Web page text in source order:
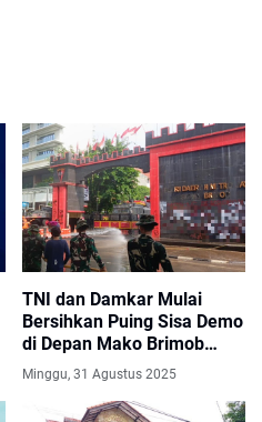
TNI dan Damkar Mulai
Bersihkan Puing Sisa Demo
di Depan Mako Brimob
Kwitang
Minggu, 31 Agustus 2025